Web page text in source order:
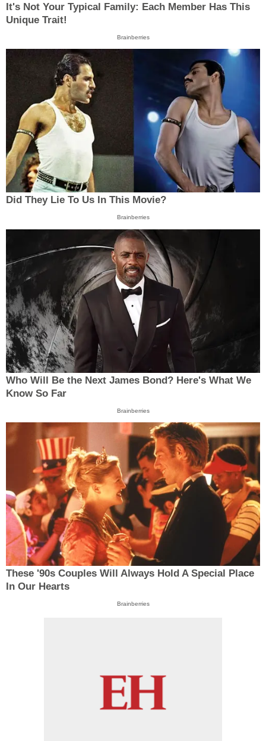
It's Not Your Typical Family: Each Member Has This
Unique Trait!
Brainberries
Did They Lie To Us In This Movie?
Brainberries
Who Will Be the Next James Bond? Here's What We
Know So Far
Brainberries
These '90s Couples Will Always Hold A Special Place
In Our Hearts
Brainberries